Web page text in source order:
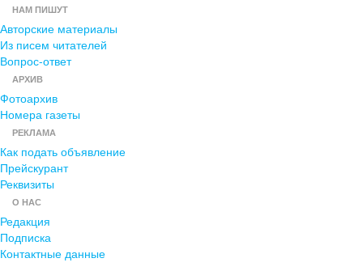
НАМ ПИШУТ
Авторские материалы
Из писем читателей
Вопрос-ответ
АРХИВ
Фотоархив
Номера газеты
РЕКЛАМА
Как подать объявление
Прейскурант
Реквизиты
О НАС
Редакция
Подписка
Контактные данные